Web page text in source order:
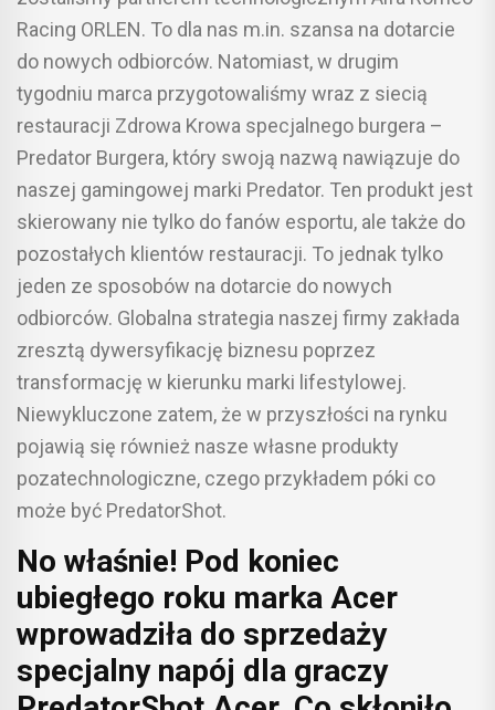
Racing ORLEN. To dla nas m.in. szansa na dotarcie
do nowych odbiorców. Natomiast, w drugim
tygodniu marca przygotowaliśmy wraz z siecią
restauracji Zdrowa Krowa specjalnego burgera –
Predator Burgera, który swoją nazwą nawiązuje do
naszej gamingowej marki Predator. Ten produkt jest
skierowany nie tylko do fanów esportu, ale także do
pozostałych klientów restauracji. To jednak tylko
jeden ze sposobów na dotarcie do nowych
odbiorców. Globalna strategia naszej firmy zakłada
zresztą dywersyfikację biznesu poprzez
transformację w kierunku marki lifestylowej.
Niewykluczone zatem, że w przyszłości na rynku
pojawią się również nasze własne produkty
pozatechnologiczne, czego przykładem póki co
może być PredatorShot.
No właśnie! Pod koniec
ubiegłego roku marka Acer
wprowadziła do sprzedaży
specjalny napój dla graczy